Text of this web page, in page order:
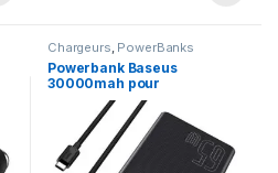
Chargeurs, PowerBanks
Powerbank Baseus
30000mah pour
Laptop/Smartphones